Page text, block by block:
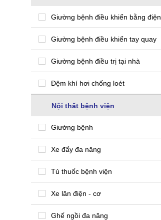
Giường bệnh điều khiển bằng điện
Giường bệnh điều khiển tay quay
Giường bệnh điều trị tại nhà
Đệm khí hơi chống loét
Nội thất bệnh viện
Giường bệnh
Xe đẩy đa năng
Tủ thuốc bệnh viện
Xe lăn điện - cơ
Ghế ngồi đa năng